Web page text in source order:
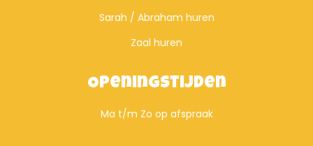
Sarah / Abraham huren
Zaal huren
Openingstijden
Ma t/m Zo op afspraak